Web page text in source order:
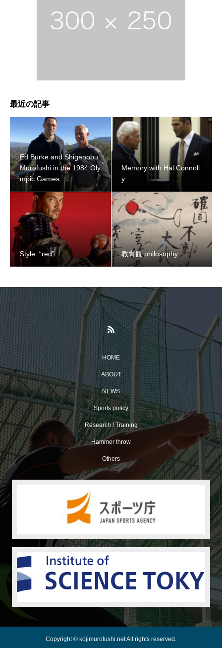
最近の記事
Ed Burke and Shigenobu
Murofushi in the 1984 Oly
mpic Games
Memory with Hal Connoll
y
Style: “red” 教育観 philosophy
HOME
ABOUT
NEWS
Sports policy
Research / Training
Hammer throw
Others
Copyright © kojimurofushi.net All rights reserved.